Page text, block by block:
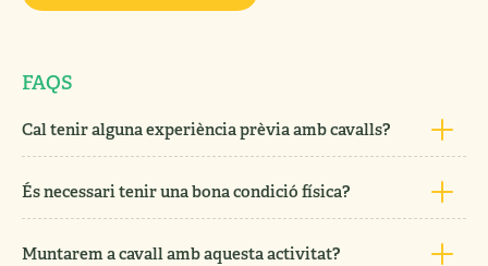
FAQS
Cal tenir alguna experiència prèvia amb cavalls?
És necessari tenir una bona condició física?
Muntarem a cavall amb aquesta activitat?